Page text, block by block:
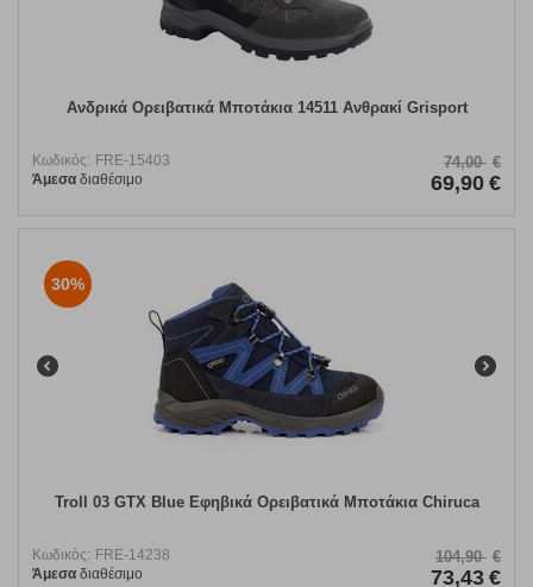
Ανδρικά Ορειβατικά Μποτάκια 14511 Ανθρακί Grisport
Κωδικός: FRE-15403
Άμεσα διαθέσιμο
74,00 €
69,90 €
30%
Troll 03 GTX Blue Εφηβικά Ορειβατικά Μποτάκια Chiruca
Κωδικός: FRE-14238
Άμεσα διαθέσιμο
104,90 €
73,43 €